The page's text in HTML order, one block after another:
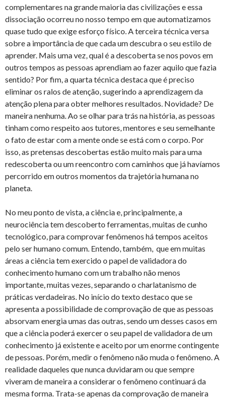
complementares na grande maioria das civilizações e essa
dissociação ocorreu no nosso tempo em que automatizamos
quase tudo que exige esforço físico. A terceira técnica versa
sobre a importância de que cada um descubra o seu estilo de
aprender. Mais uma vez, qual é a descoberta se nos povos em
outros tempos as pessoas aprendiam ao fazer aquilo que fazia
sentido? Por fim, a quarta técnica destaca que é preciso
eliminar os ralos de atenção, sugerindo a aprendizagem da
atenção plena para obter melhores resultados. Novidade? De
maneira nenhuma. Ao se olhar para trás na história, as pessoas
tinham como respeito aos tutores, mentores e seu semelhante
o fato de estar com a mente onde se está com o corpo. Por
isso, as pretensas descobertas estão muito mais para uma
redescoberta ou um reencontro com caminhos que já havíamos
percorrido em outros momentos da trajetória humana no
planeta.
No meu ponto de vista, a ciência e, principalmente, a
neurociência tem descoberto ferramentas, muitas de cunho
tecnológico, para comprovar fenômenos há tempos aceitos
pelo ser humano comum. Entendo, também, que em muitas
áreas a ciência tem exercido o papel de validadora do
conhecimento humano com um trabalho não menos
importante, muitas vezes, separando o charlatanismo de
práticas verdadeiras. No início do texto destaco que se
apresenta a possibilidade de comprovação de que as pessoas
absorvam energia umas das outras, sendo um desses casos em
que a ciência poderá exercer o seu papel de validadora de um
conhecimento já existente e aceito por um enorme contingente
de pessoas. Porém, medir o fenômeno não muda o fenômeno. A
realidade daqueles que nunca duvidaram ou que sempre
viveram de maneira a considerar o fenômeno continuará da
mesma forma. Trata-se apenas da comprovação de maneira